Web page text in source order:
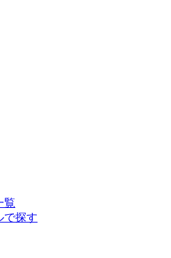
覧
で探す